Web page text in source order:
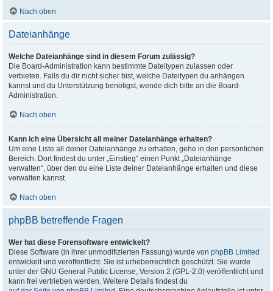
Nach oben
Dateianhänge
Welche Dateianhänge sind in diesem Forum zulässig?
Die Board-Administration kann bestimmte Dateitypen zulassen oder
verbieten. Falls du dir nicht sicher bist, welche Dateitypen du anhängen
kannst und du Unterstützung benötigst, wende dich bitte an die Board-
Administration.
Nach oben
Kann ich eine Übersicht all meiner Dateianhänge erhalten?
Um eine Liste all deiner Dateianhänge zu erhalten, gehe in den persönlichen
Bereich. Dort findest du unter „Einstieg“ einen Punkt „Dateianhänge
verwalten“, über den du eine Liste deiner Dateianhänge erhalten und diese
verwalten kannst.
Nach oben
phpBB betreffende Fragen
Wer hat diese Forensoftware entwickelt?
Diese Software (in ihrer unmodifizierten Fassung) wurde vonphpBB Limited
entwickelt und veröffentlicht. Sie ist urheberrechtlich geschützt. Sie wurde
unter der GNU General Public License, Version 2 (GPL-2.0) veröffentlicht und
kann frei vertrieben werden. Weitere Details findest du